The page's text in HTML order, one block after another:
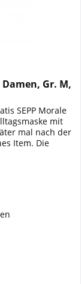
Gr. M,
SEPP Morale
mit
mal nach der
Item. Die
Qualität. Sie